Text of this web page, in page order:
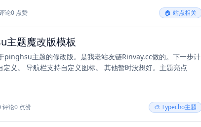
论0 点赞 🏠 站点相关
主题魔改版模板
pinghsu主题的修改版。是我老站友链Rinvay.cc做的。下一步计
义。 导航栏支持自定义图标。 其他暂时没想好。主题亮点
评论0 点赞 🎨 Typecho主题